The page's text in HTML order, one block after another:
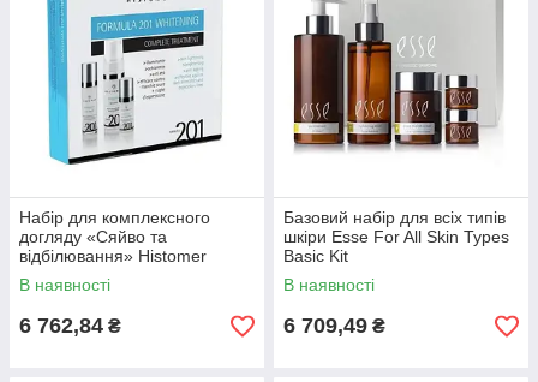
Набір для комплексного
догляду «Сяйво та
відбілювання» Histomer
Formula 201 Whitening
Complete Treatment Kit
В наявності
6 762,84 ₴
Базовий набір для всіх типів
шкіри Esse For All Skin Types
Basic Kit
В наявності
6 709,49 ₴